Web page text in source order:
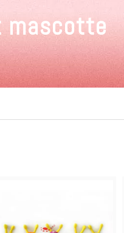
mascotte